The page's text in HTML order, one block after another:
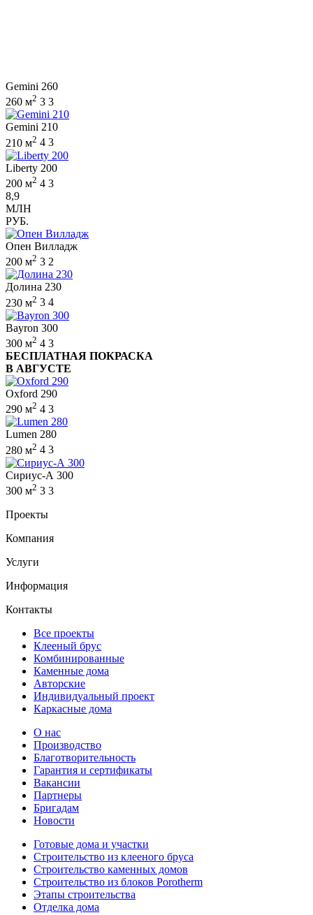
Gemini 260
260 м2 3 3
Gemini 210
210 м2 4 3
Liberty 200
200 м2 4 3
8,9
МЛН
РУБ.
Опен Вилладж
200 м2 3 2
Долина 230
230 м2 3 4
Bayron 300
300 м2 4 3
БЕСПЛАТНАЯ ПОКРАСКА
В АВГУСТЕ
Oxford 290
290 м2 4 3
Lumen 280
280 м2 4 3
Сириус-А 300
300 м2 3 3
Проекты
Компания
Услуги
Информация
Контакты
Все проекты
Клееный брус
Комбинированные
Каменные дома
Авторские
Индивидуальный проект
Каркасные дома
О нас
Производство
Благотворительность
Гарантия и сертификаты
Вакансии
Партнеры
Бригадам
Новости
Готовые дома и участки
Строительство из клееного бруса
Строительство каменных домов
Строительство из блоков Porotherm
Этапы строительства
Отделка дома